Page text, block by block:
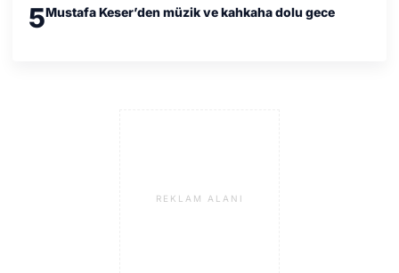
5Mustafa Keser’den müzik ve kahkaha dolu gece
REKLAM ALANI